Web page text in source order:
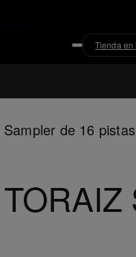
Tienda en
Sampler de 16
TORAIZ